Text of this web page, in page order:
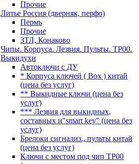
Прочие
Литье Россия (дверняк, перфо)
Пермь
Прочие
ЗТЛ, Конаково
Чипы. Корпуса. Лезвия. Пульты. TP00.
Выкидухи
Автоключи с ДУ
* Корпуса ключей ( Box ) китай
(цена без услуг)
** Выкидные ключи (цена без
услуг)
*** Лезвия для выкидных,
составных и"smart key" (цена без
услуг)
Брелоки сигнализ., пульты китай
(цена без услуг)
Ключи с местом под чип TP00